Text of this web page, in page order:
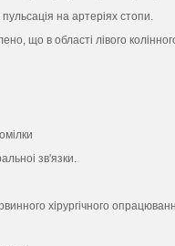
на артерiях стопи.
що в областi лiвого
зв'язки.
хiрургiчного